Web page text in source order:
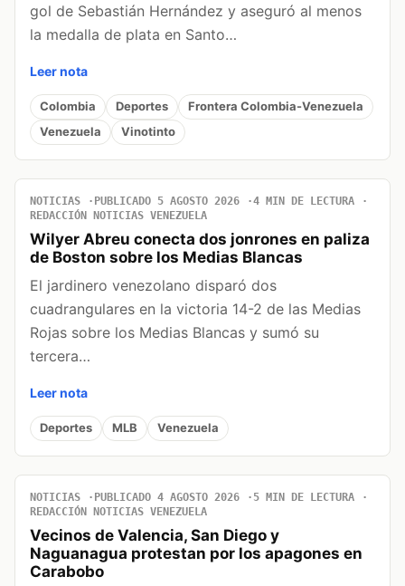
gol de Sebastián Hernández y aseguró al menos
la medalla de plata en Santo…
Leer nota
Colombia Deportes
Frontera Colombia-Venezuela
Venezuela
Vinotinto
NOTICIAS PUBLICADO 5 AGOSTO 2026
4 MIN DE LECTURA
REDACCIÓN NOTICIAS VENEZUELA
Wilyer Abreu conecta dos jonrones en paliza
de Boston sobre los Medias Blancas
El jardinero venezolano disparó dos
cuadrangulares en la victoria 14-2 de las Medias
Rojas sobre los Medias Blancas y sumó su
tercera…
Leer nota
Deportes MLB Venezuela
NOTICIAS PUBLICADO 4 AGOSTO 2026
5 MIN DE LECTURA
REDACCIÓN NOTICIAS VENEZUELA
Vecinos de Valencia, San Diego y
Naguanagua protestan por los apagones en
Carabobo